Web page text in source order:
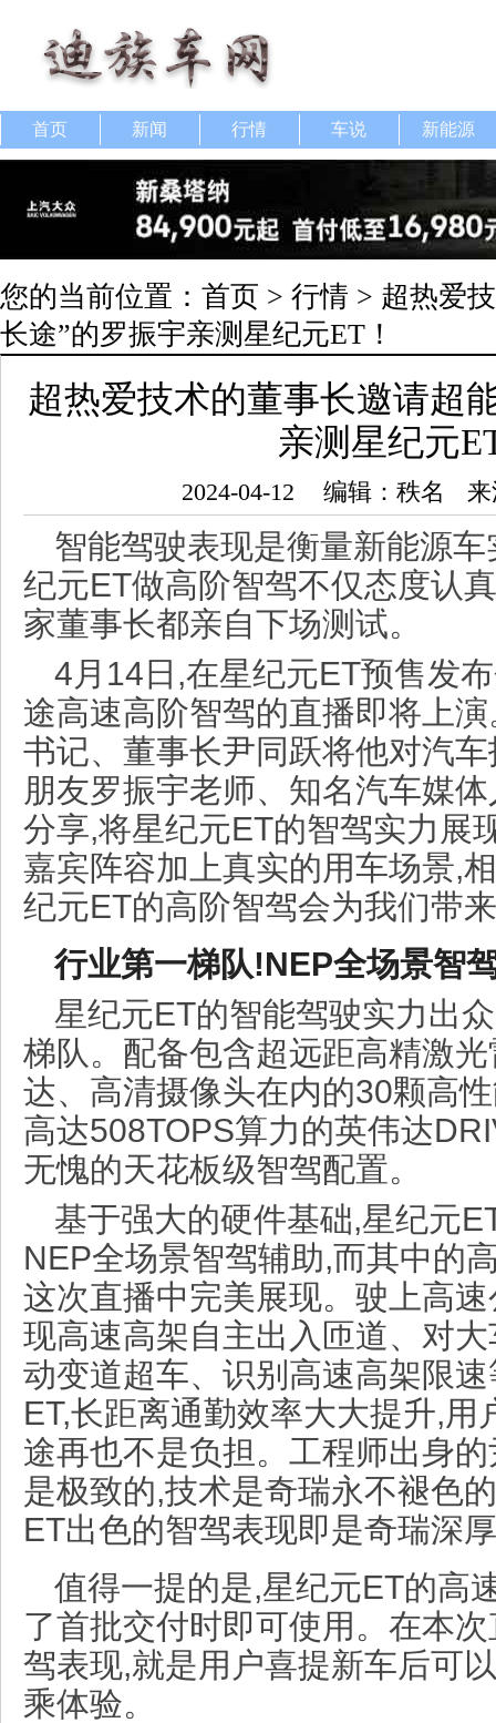
首页 新闻 行情 车说 新能源
您的当前位置： 首页 > 行情 > 超热爱
长途”的罗振宇亲测星纪元ET！
超热爱技术的董事长邀请超
亲测星纪元
2024-04-12 编辑：秩名
智能驾驶表现是衡量新能源
纪元ET做高阶智驾不仅态度认
家董事长都亲自下场测试。
4月14日,在星纪元ET预售发
途高速高阶智驾的直播即将上
书记、董事长尹同跃将他对汽
朋友罗振宇老师、知名汽车媒
分享,将星纪元ET的智驾实力展
嘉宾阵容加上真实的用车场景,
纪元ET的高阶智驾会为我们带
行业第一梯队!NEP全场景智
星纪元ET的智能驾驶实力出
梯队。配备包含超远距高精激
达、高清摄像头在内的30颗高
高达508TOPS算力的英伟达
无愧的天花板级智驾配置。
基于强大的硬件基础,星纪元
NEP全场景智驾辅助,而其中的
这次直播中完美展现。驶上高
现高速高架自主出入匝道、对
动变道超车、识别高速高架限
ET,长距离通勤效率大大提升,用
途再也不是负担。工程师出身
是极致的,技术是奇瑞永不褪色
ET出色的智驾表现即是奇瑞深
值得一提的是,星纪元ET的高
了首批交付时即可使用。在本
驾表现,就是用户喜提新车后可
乘体验。